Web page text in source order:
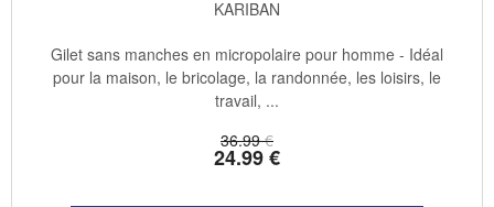
KARIBAN
36.99 €
24.99€
Gilet sans manches en micropolaire pour homme - Idéal
pour la maison, le bricolage, la randonnée, les loisirs, le
travail, ...